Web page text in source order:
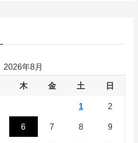
2026年8月
木 金 土 日
1 2
6 7 8 9